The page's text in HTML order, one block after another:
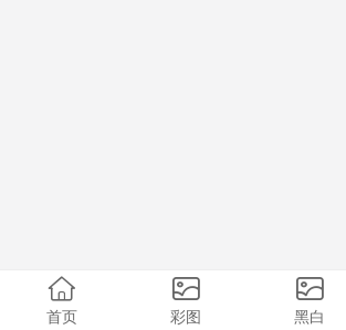
首页 彩图 黑白